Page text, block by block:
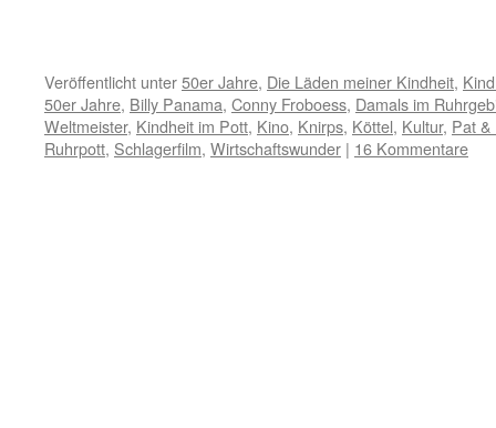
Veröffentlicht unter50er Jahre, Die Läden meiner Kindheit,
50er Jahre, Billy Panama, Conny Froboess, Damals im
Weltmeister, Kindheit im Pott, Kino, Knirps, Köttel, Kultur, Pat
Ruhrpott, Schlagerfilm, Wirtschaftswunder | 16 Kommentare